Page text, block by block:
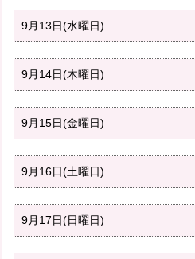
9月13日(水曜日)
9月14日(木曜日)
9月15日(金曜日)
9月16日(土曜日)
9月17日(日曜日)